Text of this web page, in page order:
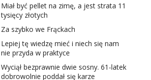
Miał być pellet na zimę, a jest strata 11
tysięcy złotych
Za szybko we Frąckach
Lepiej tę wiedzę mieć i niech się nam
nie przyda w praktyce
Wyciął bezprawnie dwie sosny. 61-latek
dobrowolnie poddał się karze